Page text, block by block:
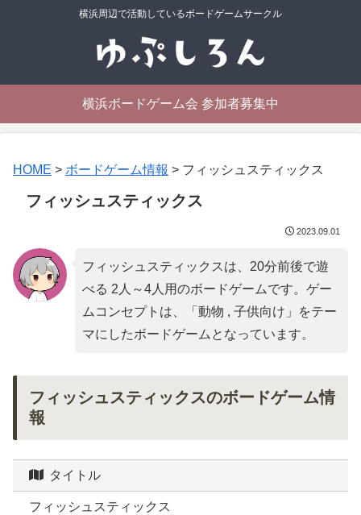
横浜周辺で活動しているボードゲームサークル
横浜ボードゲーム会 参加者募集中
HOME > ボードゲーム情報 > フィッシュスティックス
フィッシュスティックス
2023.09.01
フィッシュスティックスは、20分前後で遊
べる 2人～4人用のボードゲームです。ゲー
ムコンセプトは、「 動物 , 子供向け 」をテー
マにしたボードゲームとなっています。
フィッシュスティックスのボードゲーム情
報
タイトル
フィッシュスティックス